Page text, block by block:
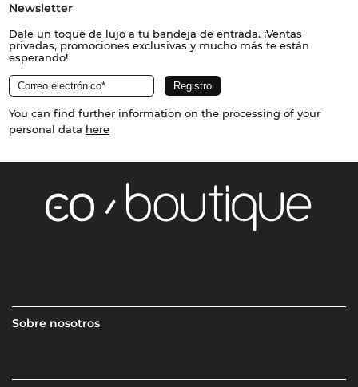
Newsletter
Dale un toque de lujo a tu bandeja de entrada. ¡Ventas
privadas, promociones exclusivas y mucho más te están
esperando!
You can find further information on the processing of your
personal data here
Sobre nosotros